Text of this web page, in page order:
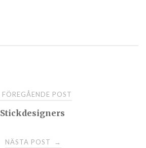
FÖREGÅENDE POST
Stickdesigners
NÄSTA POST →